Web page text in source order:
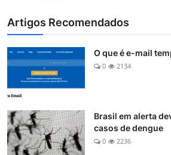
Artigos Recomendados
O que é e-mail
0 2134
Brasil em alerta
casos de dengue
0 2236